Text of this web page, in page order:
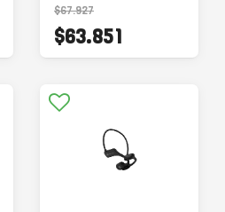
$67.927
$63.851